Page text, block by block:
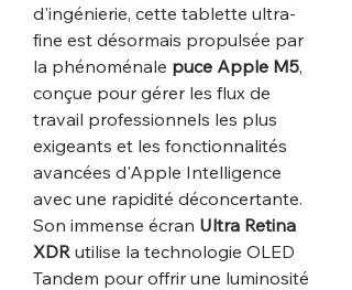
d'ingénierie, cette tablette ultra-
fine est désormais propulsée par
la phénoménale puce Apple M5,
conçue pour gérer les flux de
travail professionnels les plus
exigeants et les fonctionnalités
avancées d'Apple Intelligence
avec une rapidité déconcertante.
Son immense écran Ultra Retina
XDR utilise la technologie OLED
Tandem pour offrir une luminosité